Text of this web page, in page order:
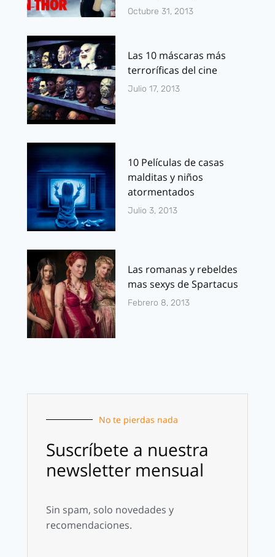
Octubre 31, 2013
Las 10 máscaras más
terroríficas del cine
Julio 17, 2013
10 Películas de casas
malditas y niños
atormentados
Julio 3, 2013
Las romanas y rebeldes
mas sexys de Spartacus
Febrero 8, 2013
No te pierdas nada
Suscríbete a nuestra
newsletter mensual
Sin spam, solo novedades y
recomendaciones.